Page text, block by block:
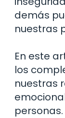
demás
nuestras
En este
los
nuestras
personas.